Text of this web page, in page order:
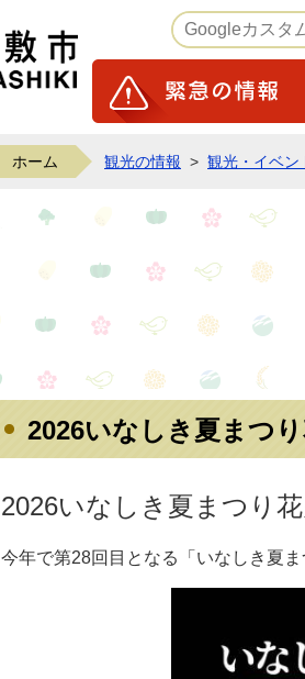
稲敷市ホームページ
ホーム 観光の情報 > 観光・イベン
2026いなしき夏まつ
2026いなしき夏まつり
今年で第28回目となる「いなしき夏